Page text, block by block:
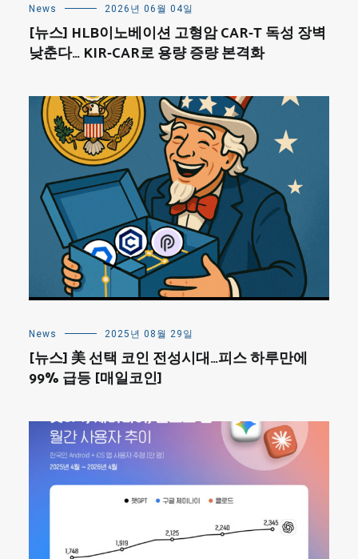
News 2026년 06월 04일
[뉴스] HLB이노베이션 고형암 CAR-T 독성 장벽
낮춘다… KIR-CAR로 용량 증량 본격화
News 2025년 08월 29일
[뉴스] 美 선택 코인 전성시대…피스 하루만에
99% 급등 [매일코인]